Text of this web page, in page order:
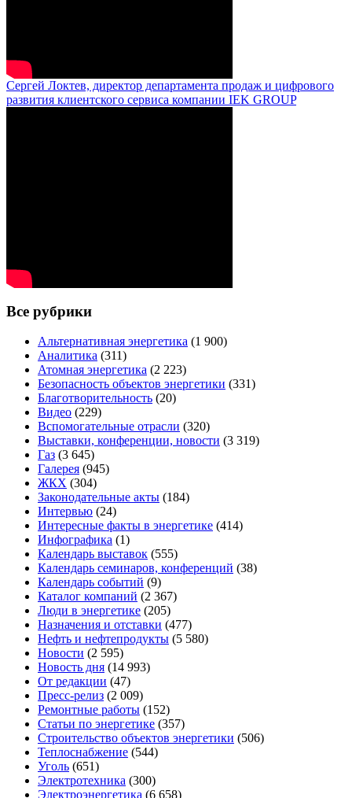
Сергей Локтев, директор департамента продаж и цифрового
развития клиентского сервиса компании IEK GROUP
Все рубрики
Альтернативная энергетика (1 900)
Аналитика (311)
Атомная энергетика (2 223)
Безопасность объектов энергетики (331)
Благотворительность (20)
Видео (229)
Вспомогательные отрасли (320)
Выставки, конференции, новости (3 319)
Газ (3 645)
Галерея (945)
ЖКХ (304)
Законодательные акты (184)
Интервью (24)
Интересные факты в энергетике (414)
Инфографика (1)
Календарь выставок (555)
Календарь семинаров, конференций (38)
Календарь событий (9)
Каталог компаний (2 367)
Люди в энергетике (205)
Назначения и отставки (477)
Нефть и нефтепродукты (5 580)
Новости (2 595)
Новость дня (14 993)
От редакции (47)
Пресс-релиз (2 009)
Ремонтные работы (152)
Статьи по энергетике (357)
Строительство объектов энергетики (506)
Теплоснабжение (544)
Уголь (651)
Электротехника (300)
Электроэнергетика (6 658)